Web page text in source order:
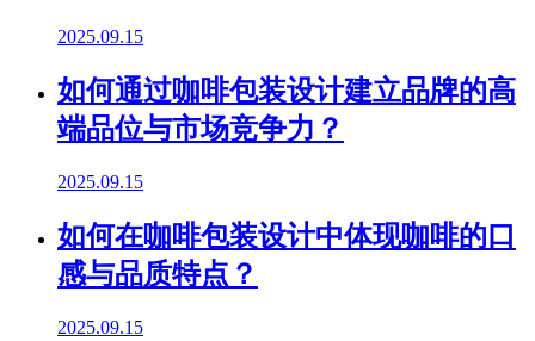
2025.09.15
如何通过咖啡包装设计建立品牌的高
端品位与市场竞争力？
2025.09.15
如何在咖啡包装设计中体现咖啡的口
感与品质特点？
2025.09.15